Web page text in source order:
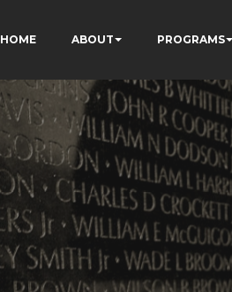
HOME ABOUT PROGRAMS